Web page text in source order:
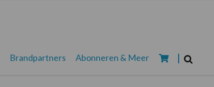
Brandpartners Abonneren & Meer